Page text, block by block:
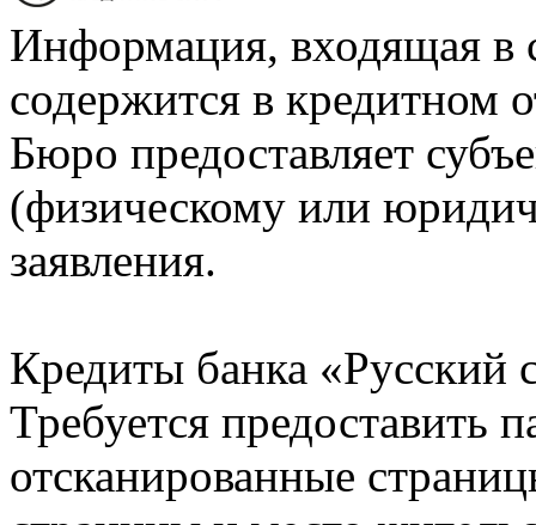
Информация, входящая в
содержится в кредитном
Бюро предоставляет
(физическому или
заявления.
Кредиты банка «Русский
Требуется предоставить
отсканированные